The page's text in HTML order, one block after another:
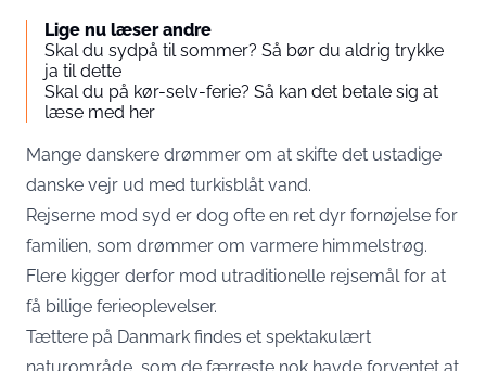
Lige nu læser andre
Skal du sydpå til sommer? Så bør du aldrig trykke
ja til dette
Skal du på kør-selv-ferie? Så kan det betale sig at
læse med her
Mange danskere drømmer om at skifte det ustadige
danske vejr ud med turkisblåt vand.
Rejserne mod syd er dog ofte en ret dyr fornøjelse for
familien, som drømmer om varmere himmelstrøg.
Flere kigger derfor mod utraditionelle rejsemål for at
få billige ferieoplevelser.
Tættere på Danmark findes et spektakulært